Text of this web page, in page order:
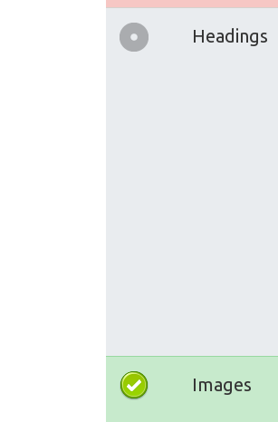
Headings
Images